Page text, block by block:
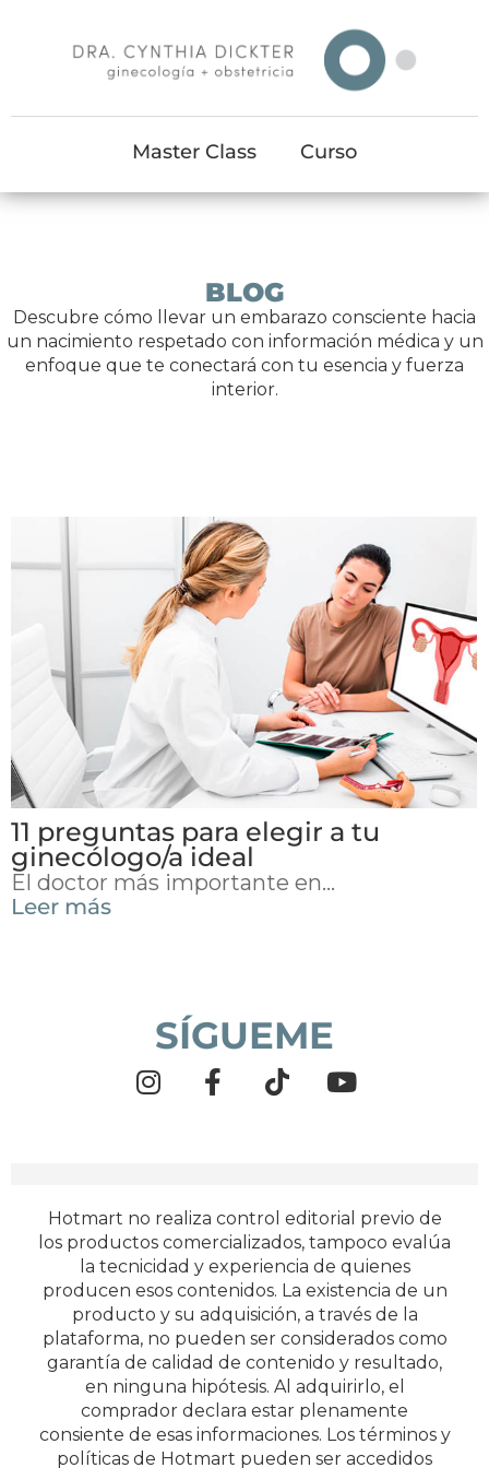
Master Class Curso
BLOG
Descubre cómo llevar un embarazo consciente hacia
un nacimiento respetado con información médica y un
enfoque que te conectará con tu esencia y fuerza
interior.
11 preguntas para elegir a tu
ginecólogo/a ideal
El doctor más importante en...
Leer más
SÍGUEME
Hotmart no realiza control editorial previo de
los productos comercializados, tampoco evalúa
la tecnicidad y experiencia de quienes
producen esos contenidos. La existencia de un
producto y su adquisición, a través de la
plataforma, no pueden ser considerados como
garantía de calidad de contenido y resultado,
en ninguna hipótesis. Al adquirirlo, el
comprador declara estar plenamente
consiente de esas informaciones. Los términos y
políticas de Hotmart pueden ser accedidos